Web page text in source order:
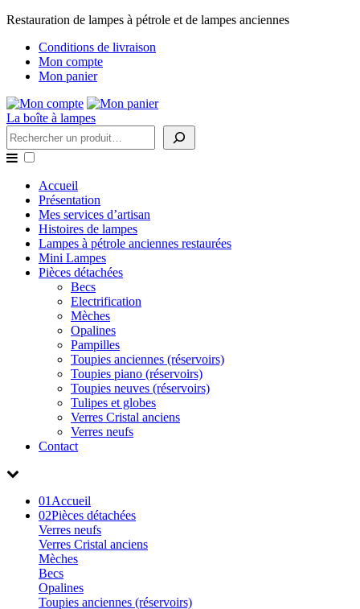
Restauration de lampes à pétrole et de lampes anciennes
Conditions de livraison
Mon compte
Mon panier
La boîte à lampes
Rechercher
Accueil
Présentation
Mes services d’artisan
Histoires de lampes
Lampes à pétrole anciennes restaurées
Mini Lampes
Pièces détachées
Becs
Electrification
Mèches
Opalines
Pampilles
Toupies anciennes (réservoirs)
Toupies piano (réservoirs)
Toupies neuves (réservoirs)
Tulipes et globes
Verres Cristal anciens
Verres neufs
Contact
01 Accueil
02Pièces détachées
Verres neufs
Verres Cristal anciens
Mèches
Becs
Opalines
Toupies anciennes (réservoirs)